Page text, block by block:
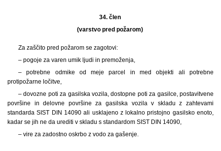
34. člen
(varstvo pred požarom)
Za zaščito pred požarom se zagotovi:
– pogoje za varen umik ljudi in premoženja,
– potrebne odmike od meje parcel in med objekti ali potrebne
protipožarne ločitve,
– dovozne poti za gasilska vozila, dostopne poti za gasilce, postavitvene
površine in delovne površine za gasilska vozila v skladu z zahtevami
standarda SIST DIN 14090 ali usklajeno z lokalno pristojno gasilsko enoto,
kadar se jih ne da urediti v skladu s standardom SIST DIN 14090,
– vire za zadostno oskrbo z vodo za gašenje.